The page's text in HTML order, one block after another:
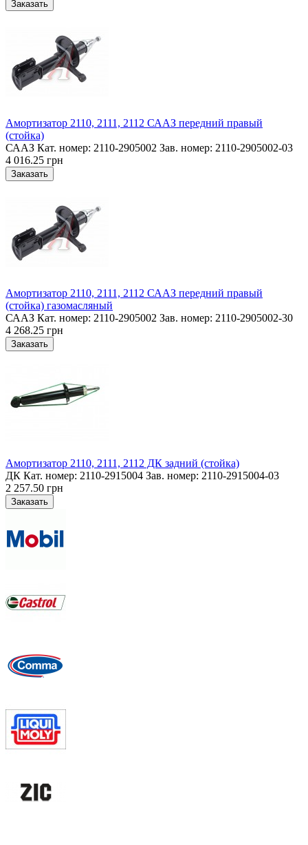
Амортизатор 2110, 2111, 2112 СААЗ передний правый
(стойка)
СААЗ Кат. номер: 2110-2905002 Зав. номер: 2110-2905002-03
4 016.25 грн
Амортизатор 2110, 2111, 2112 СААЗ передний правый
(стойка) газомасляный
СААЗ Кат. номер: 2110-2905002 Зав. номер: 2110-2905002-30
4 268.25 грн
Амортизатор 2110, 2111, 2112 ДК задний (стойка)
ДК Кат. номер: 2110-2915004 Зав. номер: 2110-2915004-03
2 257.50 грн